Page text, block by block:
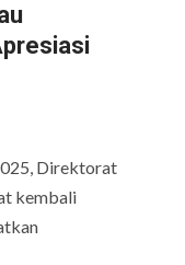
Direktorat
kembali